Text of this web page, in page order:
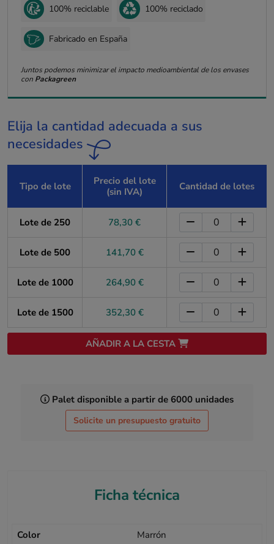
100% reciclable 100% reciclado
Fabricado en España
Juntos podemos minimizar el impacto medioambiental de los envases
con Packagreen
Elija la cantidad adecuada a sus
necesidades
Tipo de lote
Precio del lote
(sin IVA)
Cantidad de lotes
Lote de 250 78,30 €
Lote de 500 141,70 €
Lote de 1000 264,90 €
Lote de 1500 352,30 €
AÑADIR A LA CESTA
Palet disponible a partir de 6000 unidades
Solicite un presupuesto gratuito
Ficha técnica
Color
Marrón